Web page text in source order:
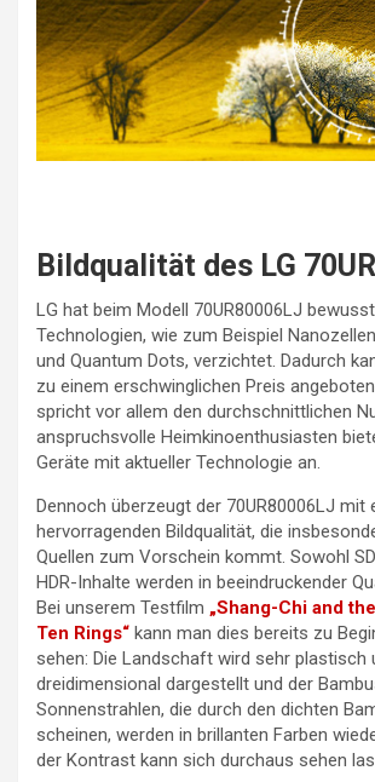
Bildqualität des LG
LG hat beim Modell 70UR80006LJ
Technologien, wie zum Beispiel
und Quantum Dots, verzichtet. Dadurch
zu einem erschwinglichen Preis
spricht vor allem den durchschnittlichen
anspruchsvolle Heimkinoenthusiasten
Geräte mit aktueller Technologie an.
Dennoch überzeugt der 70UR80006LJ mit
hervorragenden Bildqualität, die
Quellen zum Vorschein kommt. Sowohl
HDR-Inhalte werden in beeindruckender
Bei unserem Testfilm „Shang-Chi and
Ten Rings“ kann man dies bereits zu
sehen: Die Landschaft wird sehr plastisch
dreidimensional dargestellt und der
Sonnenstrahlen, die durch den dichten
scheinen, werden in brillanten Farben
der Kontrast kann sich durchaus sehen